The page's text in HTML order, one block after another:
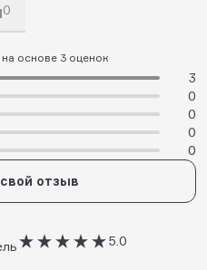
0
основе 3 оценок
3
0
0
0
0
отзыв
5.0